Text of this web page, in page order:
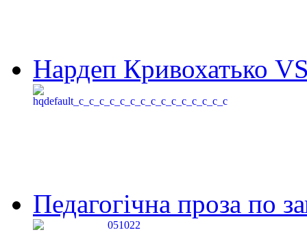
Нардеп Кривохатько
Педагогічна проза по